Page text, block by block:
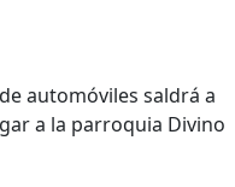
automóviles saldrá a
a la parroquia Divino